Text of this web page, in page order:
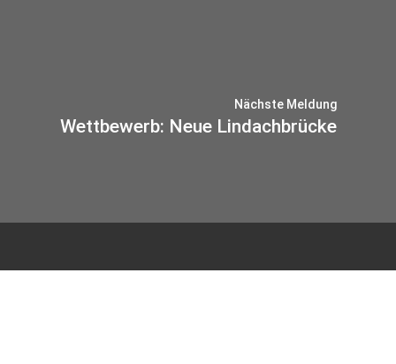
Nächste Meldung
Wettbewerb: Neue Lindachbrücke